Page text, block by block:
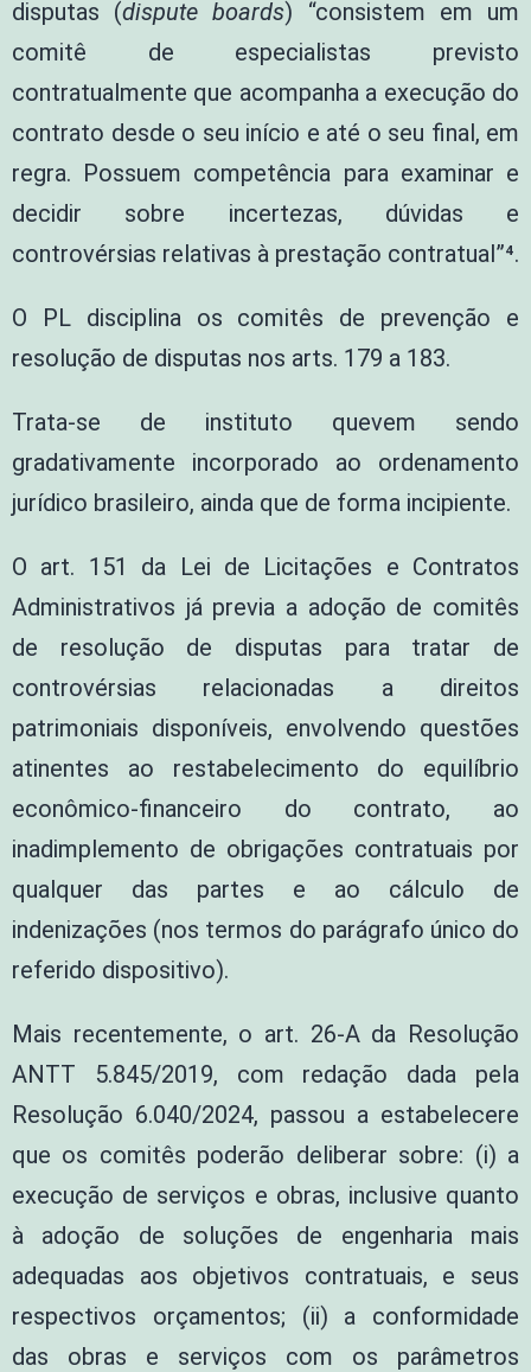
disputas (dispute boards) “consistem em um
comitê de especialistas previsto
contratualmente que acompanha a execução do
contrato desde o seu início e até o seu final, em
regra. Possuem competência para examinar e
decidir sobre incertezas, dúvidas e
controvérsias relativas à prestação contratual”⁴.
O PL disciplina os comitês de prevenção e
resolução de disputas nos arts. 179 a 183.
Trata-se de instituto quevem sendo
gradativamente incorporado ao ordenamento
jurídico brasileiro, ainda que de forma incipiente.
O art. 151 da Lei de Licitações e Contratos
Administrativos já previa a adoção de comitês
de resolução de disputas para tratar de
controvérsias relacionadas a direitos
patrimoniais disponíveis, envolvendo questões
atinentes ao restabelecimento do equilíbrio
econômico-financeiro do contrato, ao
inadimplemento de obrigações contratuais por
qualquer das partes e ao cálculo de
indenizações (nos termos do parágrafo único do
referido dispositivo).
Mais recentemente, o art. 26-A da Resolução
ANTT 5.845/2019, com redação dada pela
Resolução 6.040/2024, passou a estabelecere
que os comitês poderão deliberar sobre: (i) a
execução de serviços e obras, inclusive quanto
à adoção de soluções de engenharia mais
adequadas aos objetivos contratuais, e seus
respectivos orçamentos; (ii) a conformidade
das obras e serviços com os parâmetros